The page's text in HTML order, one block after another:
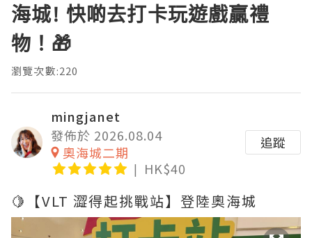
海城! 快啲去打卡玩遊戲贏禮
物！🎁
瀏覽次數:220
mingjanet
發佈於 2026.08.04
奧海城二期
HK$40
追蹤
🍋【VLT 澀得起挑戰站】登陸奧海城